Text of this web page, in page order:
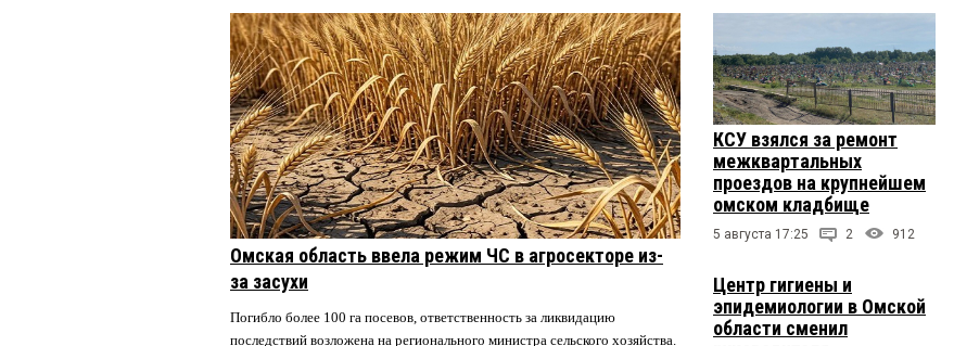
Омская область ввела режим ЧС в агросекторе из-
за засухи
Погибло более 100 га посевов, ответственность за ликвидацию
последствий возложена на регионального министра сельского хозяйства.
КСУ взялся за ремонт
межквартальных
проездов на крупнейшем
омском кладбище
5 августа 17:25 2 912
Центр гигиены и
эпидемиологии в Омской
области сменил